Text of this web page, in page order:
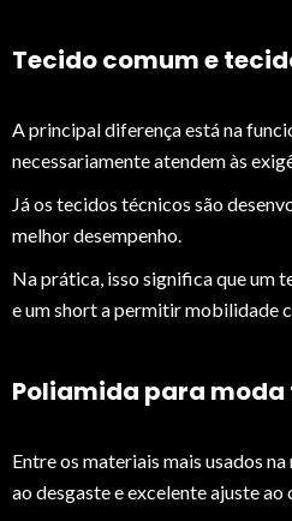
Tecido comum e
A principal diferença está na
necessariamente atendem às
Já os tecidos técnicos são
melhor desempenho.
Na prática, isso significa que um
e um short a permitir mobilidade
Poliamida para moda
Entre os materiais mais usados
ao desgaste e excelente ajuste ao